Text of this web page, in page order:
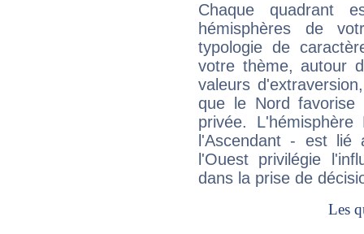
Chaque quadrant
hémisphères de
typologie de
votre thème, autour
valeurs
que le Nord favorise
privée.
l'Ascendant - est
l'Ouest privilégie
dans la prise de